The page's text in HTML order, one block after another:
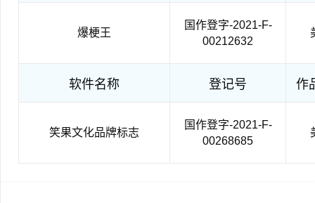
爆梗王
国作登字-2021-F-
00212632
软件名称 登记号 作
笑果文化品牌标志
国作登字-2021-F-
00268685